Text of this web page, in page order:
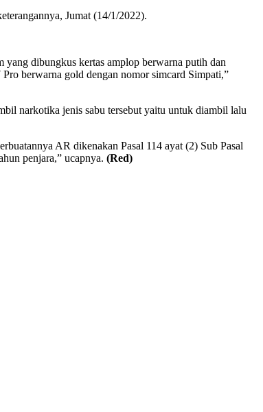
Jumat (14/1/2022).
dibungkus kertas amplop berwarna putih dan
berwarna gold dengan nomor simcard Simpati,”
narkotika jenis sabu tersebut yaitu untuk diambil lalu
AR dikenakan Pasal 114 ayat (2) Sub Pasal
penjara,” ucapnya. (Red)